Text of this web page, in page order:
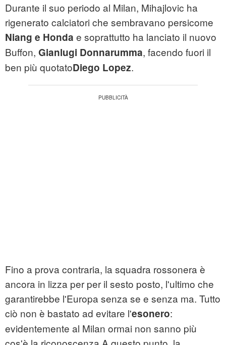
Durante il suo periodo al Milan, Mihajlovic ha
rigenerato calciatori che sembravano persicome
Niang e Honda e soprattutto ha lanciato il nuovo
Buffon, Gianlugi Donnarumma, facendo fuori il
ben più quotatoDiego Lopez.
Fino a prova contraria, la squadra rossonera è
ancora in lizza per per il sesto posto, l'ultimo che
garantirebbe l'Europa senza se e senza ma. Tutto
ciò non è bastato ad evitare l'esonero:
evidentemente al Milan ormai non sanno più